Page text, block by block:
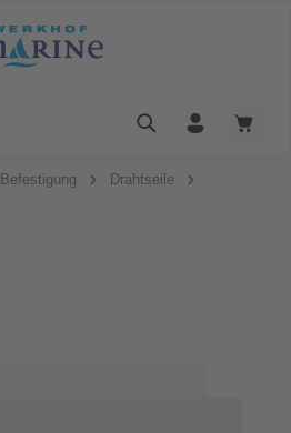
Befestigung Drahtseile